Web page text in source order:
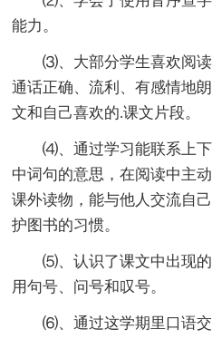
能力。
⑶、大部分学生喜欢阅读
通话正确、流利、有感情地
文和自己喜欢的.课文片段。
⑷、通过学习能联系上下
中词句的意思，在阅读中主
课外读物，能与他人交流自
护图书的习惯。
⑸、认识了课文中出现的
用句号、问号和叹号。
⑹、通过这学期里口语交